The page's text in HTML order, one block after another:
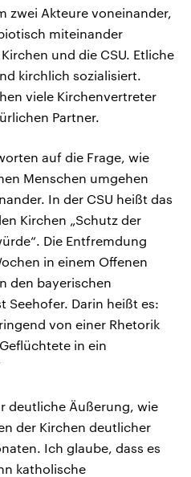
zwei Akteure voneinander,
miteinander
und die CSU. Etliche
kirchlich sozialisiert.
viele Kirchenvertreter
Partner.
auf die Frage, wie
Menschen umgehen
In der CSU heißt das
Kirchen „Schutz der
Die Entfremdung
in einem Offenen
den bayerischen
Seehofer. Darin heißt es:
von einer Rhetorik
in ein
deutliche Äußerung, wie
der Kirchen deutlicher
Ich glaube, dass es
katholische